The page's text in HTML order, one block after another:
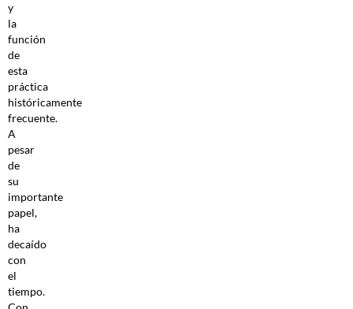
y
la
función
de
esta
práctica
históricamente
frecuente.
A
pesar
de
su
importante
papel,
ha
decaído
con
el
tiempo.